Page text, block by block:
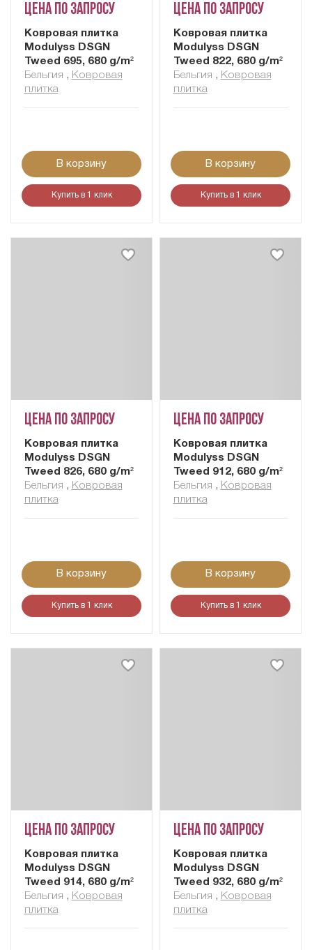
Цена по запросу
Ковровая плитка
Modulyss DSGN
Tweed 695, 680 g/m²
Бельгия , Ковровая
плитка
В корзину
Купить в 1 клик
Цена по запросу
Ковровая плитка
Modulyss DSGN
Tweed 822, 680 g/m²
Бельгия , Ковровая
плитка
В корзину
Купить в 1 клик
Цена по запросу
Ковровая плитка
Modulyss DSGN
Tweed 826, 680 g/m²
Бельгия , Ковровая
плитка
В корзину
Купить в 1 клик
Цена по запросу
Ковровая плитка
Modulyss DSGN
Tweed 912, 680 g/m²
Бельгия , Ковровая
плитка
В корзину
Купить в 1 клик
Цена по запросу
Ковровая плитка
Modulyss DSGN
Tweed 914, 680 g/m²
Бельгия , Ковровая
плитка
Цена по запросу
Ковровая плитка
Modulyss DSGN
Tweed 932, 680 g/m²
Бельгия , Ковровая
плитка